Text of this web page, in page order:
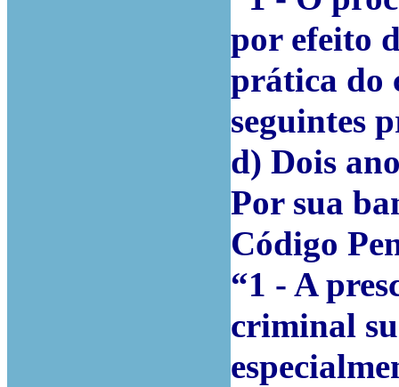
por efeito
prática do
seguintes
d) Dois
Por sua
Código
“1 - A
criminal